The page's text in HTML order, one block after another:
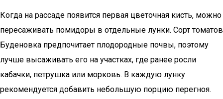
Когда на рассаде появится первая цветочная кисть, можно
пересаживать помидоры в отдельные лунки. Сорт томатов
Буденовка предпочитает плодородные почвы, поэтому
лучше высаживать его на участках, где ранее росли
кабачки, петрушка или морковь. В каждую лунку
рекомендуется добавить небольшую порцию перегноя.